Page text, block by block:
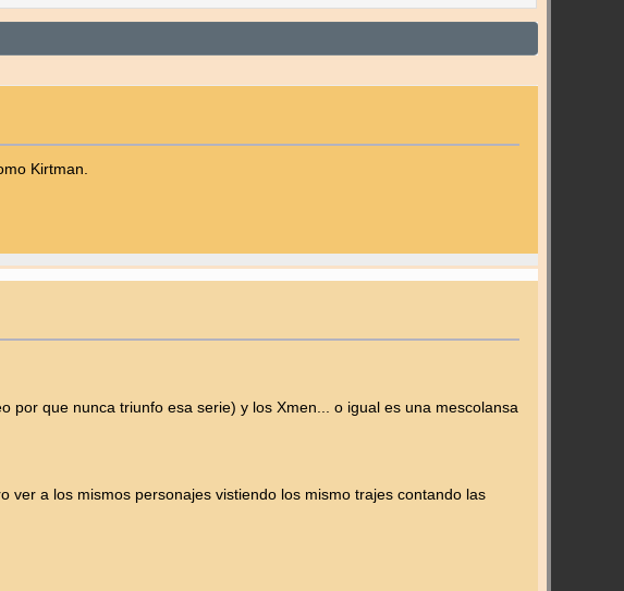
Kirtman.
por que nunca triunfo esa serie) y los Xmen... o igual es una mescolansa
ver a los mismos personajes vistiendo los mismo trajes contando las